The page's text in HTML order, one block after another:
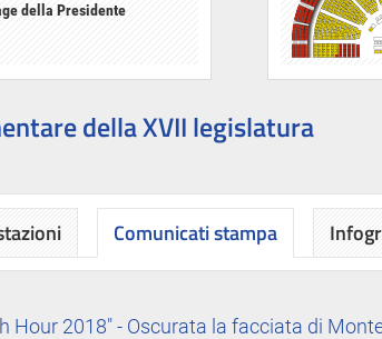
della Presidente
della XVII legislatura
Comunicati stampa
Hour 2018" - Oscurata la facciata di